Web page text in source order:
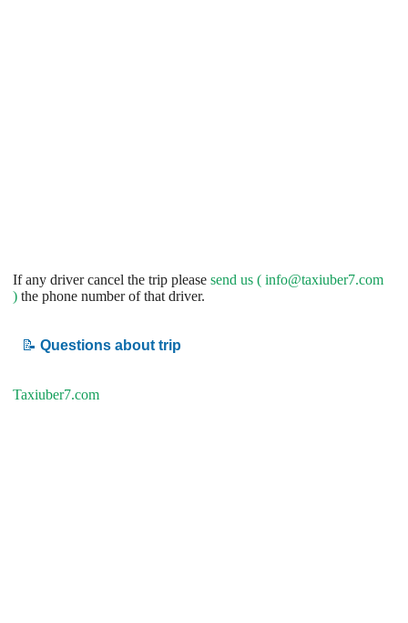
If any driver cancel the trip please send us ( info@taxiuber7.com
) the phone number of that driver.
📝 Questions about trip
Taxiuber7.com